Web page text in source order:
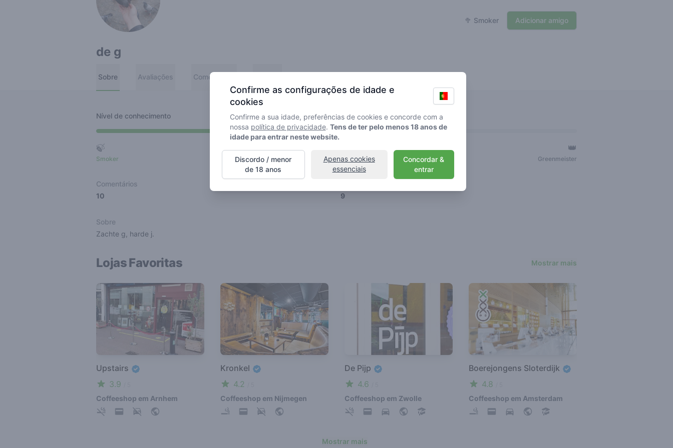
🥦 Smoker Adicionar amigo
de g
Sobre Avaliações Comentários
Nível de conhecimento
🍃
Smoker
🌱
Stoner
🚀
Spaceranger
👑
Greenmeister
Comentários
10
9
Sobre
Zachte g, harde j.
Lojas Favoritas Mostrar mais
Upstairs
3.9
Coffeeshop em Arnhem
Kronkel
4.2
Coffeeshop em Nijmegen
De Pijp
4.6
Coffeeshop em Zwolle
Boerejongens Sloterdijk
4.8
Coffeeshop em Amsterdam
Mostrar mais
Confirme as configurações de idade e
cookies
Confirme a sua idade, preferências de cookies e concorde com a
nossa política de privacidade. Tens de ter pelo menos 18 anos de
idade para entrar neste website.
Concordar &
entrar
Apenas cookies
essenciais
Discordo / menor
de 18 anos